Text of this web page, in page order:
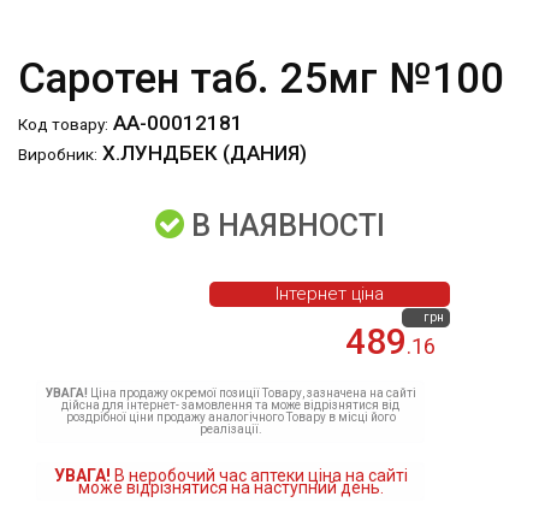
Саротен таб. 25мг №100
Код товару: АА-00012181
Виробник: Х.ЛУНДБЕК (ДАНИЯ)
В НАЯВНОСТІ
489.16
грн
Інтернет ціна
УВАГА! Ціна продажу окремої позиції Товару, зазначена на сайті
дійсна для інтернет- замовлення та може відрізнятися від
роздрібної ціни продажу аналогічного Товару в місці його
реалізації.
УВАГА! В неробочий час аптеки ціна на сайті
може відрізнятися на наступний день.